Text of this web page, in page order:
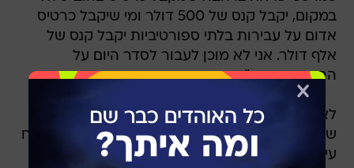
במקום, יקבל קנס של 500 דולר ומי שיקבל כרטיס
אדום על עבירות בלתי ספורטיביות יקבל קנס של
אלף דולר. אני לא מוכן לעבור לסדר היום על
ההתנהגות הזו".
לאחר מכן יצאו השחקנים לאימון, ולמרות דבריו של
שירזי, בין מחמוד עבאס לארתור אטצזיאנוב התפתח
עימות על הדשא כששחקני הקבוצה הפרידו בין